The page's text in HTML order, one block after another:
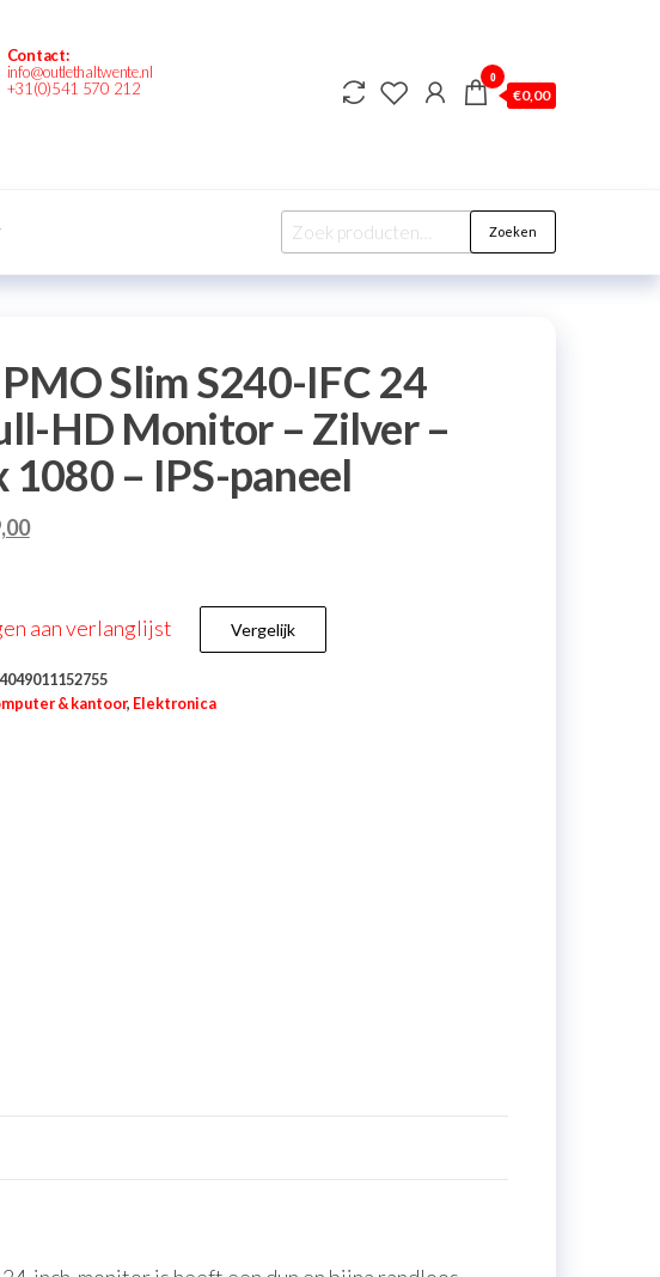
Contact:
info@outlethaltwente.nl
+31(0)541 570 212
0
€0,00
Zoeken
Slim S240-IFC 24
HD Monitor – Zilver –
1080 – IPS-paneel
aan verlanglijst Vergelijk
4049011152755
& kantoor, Elektronica